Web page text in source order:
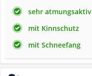
sehr atmungsaktiv
mit Kinnschutz
mit Schneefang